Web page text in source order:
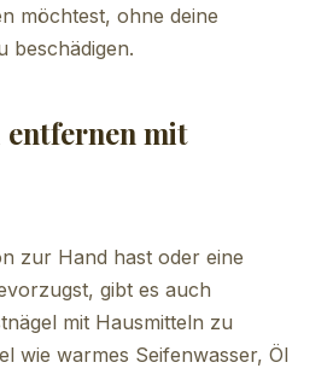
möchtest, ohne deine
beschädigen.
entfernen mit
zur Hand hast oder eine
gibt es auch
mit Hausmitteln zu
wie warmes Seifenwasser, Öl